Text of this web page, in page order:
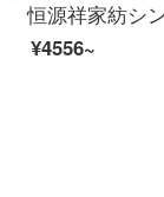
¥4556~